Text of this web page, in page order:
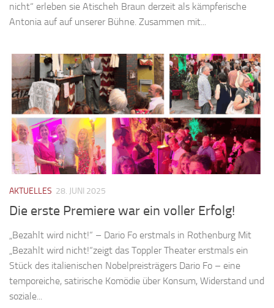
nicht“ erleben sie Atischeh Braun derzeit als kämpferische
Antonia auf auf unserer Bühne. Zusammen mit...
AKTUELLES 28. JUNI 2025
Die erste Premiere war ein voller Erfolg!
„Bezahlt wird nicht!“ – Dario Fo erstmals in Rothenburg Mit
„Bezahlt wird nicht!“zeigt das Toppler Theater erstmals ein
Stück des italienischen Nobelpreisträgers Dario Fo – eine
temporeiche, satirische Komödie über Konsum, Widerstand und
soziale...